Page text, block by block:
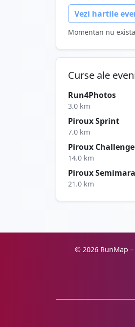
Vezi hartile
Momentan nu
Curse ale
Run4Photos
3.0 km
Piroux Sprint
7.0 km
Piroux Challenge
14.0 km
Piroux
21.0 km
© 2026 RunMap –